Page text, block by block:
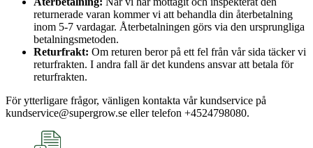
returnerade varan kommer vi att behandla din återbetalning
inom 5-7 vardagar. Återbetalningen görs via den ursprungliga
betalningsmetoden.
Returfrakt: Om returen beror på ett fel från vår sida täcker vi
returfrakten. I andra fall är det kundens ansvar att betala för
returfrakten.
För ytterligare frågor, vänligen kontakta vår kundservice på
kundservice@supergrow.se eller telefon +4524798080.